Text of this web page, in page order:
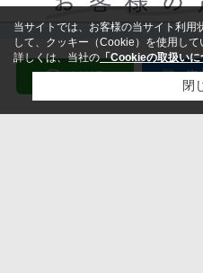
当サイトでは、お客様の当サイト利用
して、クッキー（Cookie）を使用して
詳しくは、当社の「Cookieの取扱いに
閉